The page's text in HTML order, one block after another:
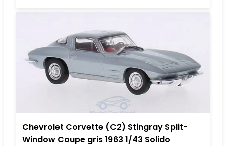
Chevrolet Corvette (C2) Stingray Split-
Window Coupe gris 1963 1/43 Solido